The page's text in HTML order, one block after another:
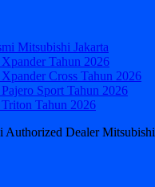
Mitsubishi Jakarta
Tahun 2026
Cross Tahun 2026
Sport Tahun 2026
Tahun 2026
Authorized Dealer Mitsubishi